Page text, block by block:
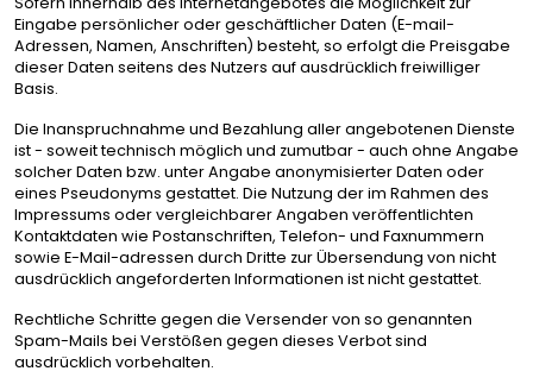
Eingabe persönlicher oder geschäftlicher Daten (E-mail-
Adressen, Namen, Anschriften) besteht, so erfolgt die Preisgabe
dieser Daten seitens des Nutzers auf ausdrücklich freiwilliger
Basis.
Die Inanspruchnahme und Bezahlung aller angebotenen Dienste
ist - soweit technisch möglich und zumutbar - auch ohne Angabe
solcher Daten bzw. unter Angabe anonymisierter Daten oder
eines Pseudonyms gestattet. Die Nutzung der im Rahmen des
Impressums oder vergleichbarer Angaben veröffentlichten
Kontaktdaten wie Postanschriften, Telefon- und Faxnummern
sowie E-Mail-adressen durch Dritte zur Übersendung von nicht
ausdrücklich angeforderten Informationen ist nicht gestattet.
Rechtliche Schritte gegen die Versender von so genannten
Spam-Mails bei Verstößen gegen dieses Verbot sind
ausdrücklich vorbehalten.